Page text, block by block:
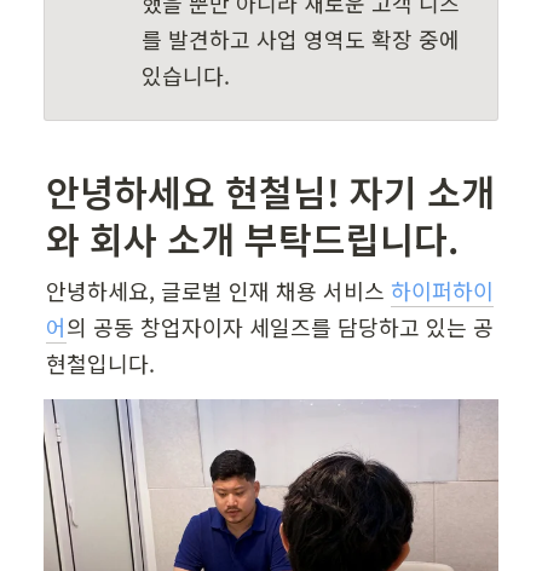
를 발견하고 사업 영역도 확장 중에
있습니다.
안녕하세요 현철님! 자기 소개
와 회사 소개 부탁드립니다.
안녕하세요, 글로벌 인재 채용 서비스 하이퍼하이
어의 공동 창업자이자 세일즈를 담당하고 있는 공
현철입니다.